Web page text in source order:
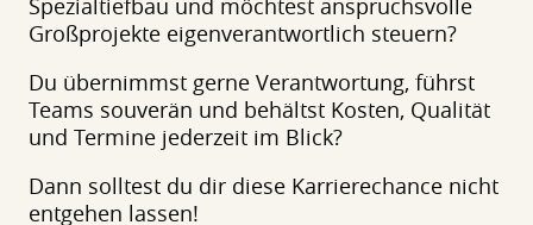
Spezialtiefbau und möchtest anspruchsvolle
Großprojekte eigenverantwortlich steuern?
Du übernimmst gerne Verantwortung, führst
Teams souverän und behältst Kosten, Qualität
und Termine jederzeit im Blick?
Dann solltest du dir diese Karrierechance nicht
entgehen lassen!